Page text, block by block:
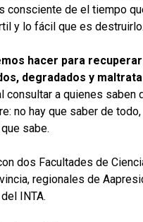
consciente de el tiempo
y lo fácil que es destruirlo.
hacer para
degradados y
consultar a quienes saben
no hay que saber de
sabe.
dos Facultades de
regionales de
INTA.